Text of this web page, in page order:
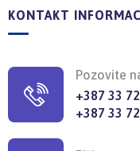
KONTAKT
Pozovite
+387 33
+387 33